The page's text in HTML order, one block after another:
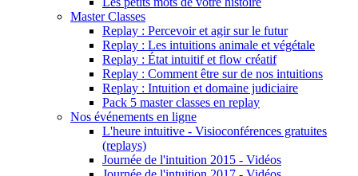
Master Classes
Replay : Percevoir et agir sur le futur
Replay : Les intuitions animale et végétale
Replay : État intuitif et flow créatif
Replay : Comment être sur de nos intuitions
Replay : Intuition et domaine judiciaire
Pack 5 master classes en replay
Nos événements en ligne
L'heure intuitive - Visioconférences gratuites
(replays)
Journée de l'intuition 2015 - Vidéos